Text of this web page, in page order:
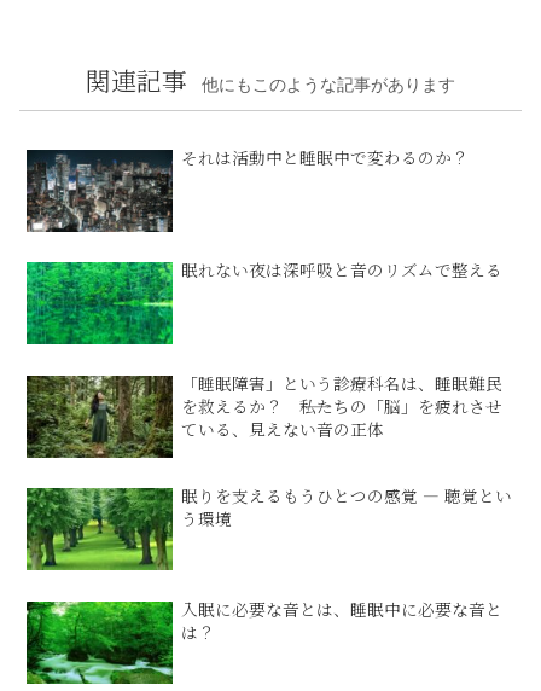
関連記事 他にもこのような記事があります
それは活動中と睡眠中で変わるのか？
眠れない夜は深呼吸と音のリズムで整える
「睡眠障害」という診療科名は、睡眠難民
を救えるか？ ――私たちの「脳」を疲れさせ
ている、見えない音の正体
眠りを支えるもうひとつの感覚 ― 聴覚とい
う環境
入眠に必要な音とは、睡眠中に必要な音と
は？